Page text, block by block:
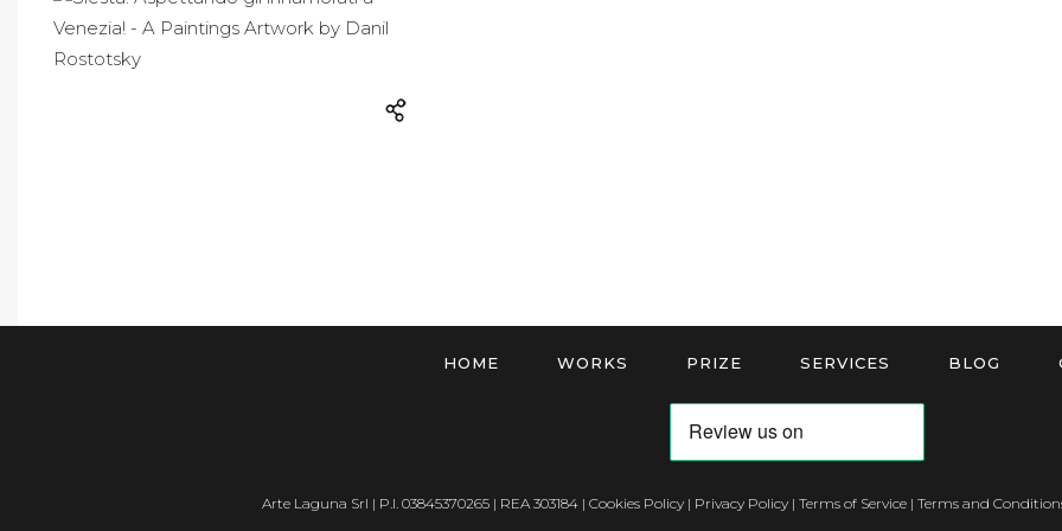
HOME WORKS PRIZE SERVICES BLOG
Arte Laguna Srl | P.I. 03845370265 | REA 303184 | Cookies Policy| Privacy Policy| Terms of Service| Terms and